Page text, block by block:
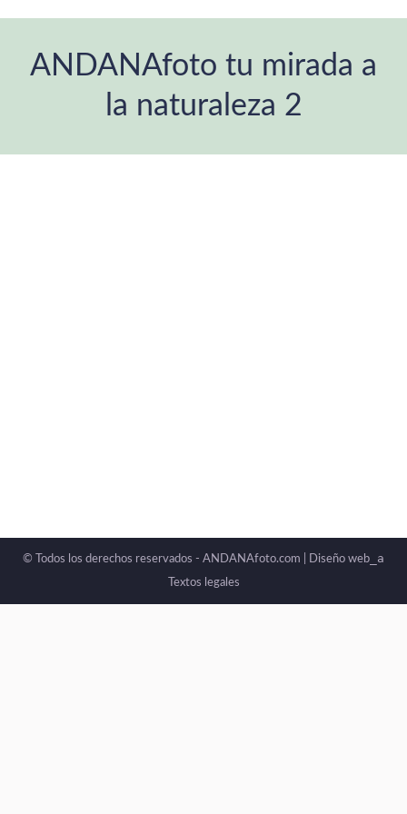
ANDANAfoto tu mirada a
la naturaleza 2
© Todos los derechos reservados - ANDANAfoto.com | Diseño web _a
Textos legales